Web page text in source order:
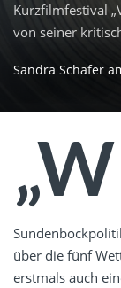
Kurzfilmfestival
von seiner
Sandra Schäfer
„W
über die fünf
erstmals auch